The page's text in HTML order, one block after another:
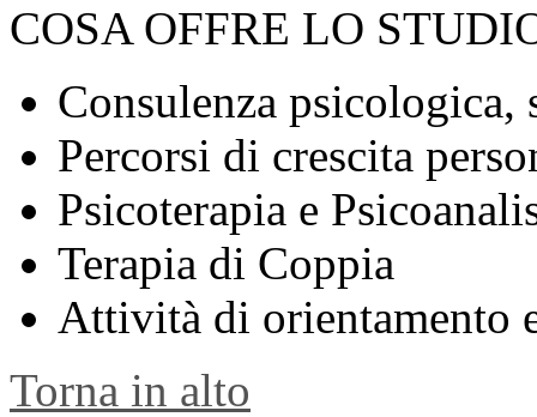
COSA OFFRE LO
Consulenza psicologica,
Percorsi di crescita
Psicoterapia e
Terapia di Coppia
Attività di orientamento
Torna in alto